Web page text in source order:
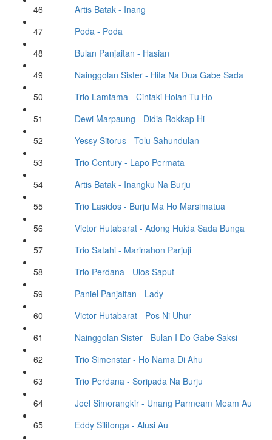
46 Artis Batak- Inang
47
Poda- Poda
48
Bulan Panjaitan - Hasian
49
Nainggolan Sister- Hita Na Dua Gabe Sada
50
Trio Lamtama- Cintaki Holan Tu Ho
51
Dewi Marpaung - Didia Rokkap Hi
52
Yessy Sitorus- Tolu Sahundulan
53
Trio Century- Lapo Permata
54
Artis Batak- Inangku Na Burju
55
Trio Lasidos- Burju Ma Ho Marsimatua
56
Victor Hutabarat- Adong Huida Sada Bunga
57
Trio Satahi- Marinahon Parjuji
58
Trio Perdana- Ulos Saput
59
Paniel Panjaitan - Lady
60
Victor Hutabarat- Pos Ni Uhur
61
Nainggolan Sister- Bulan I Do Gabe Saksi
62
Trio Simenstar- Ho Nama Di Ahu
63
Trio Perdana- Soripada Na Burju
64
Joel Simorangkir- Unang Parmeam Meam Au
65
Eddy Silitonga- Alusi Au